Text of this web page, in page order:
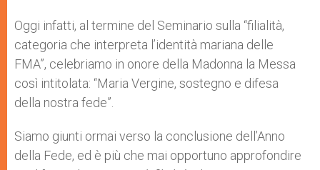
Oggi infatti, al termine del Seminario sulla “filialità,
categoria che interpreta l’identità mariana delle
FMA”, celebriamo in onore della Madonna la Messa
così intitolata: “Maria Vergine, sostegno e difesa
della nostra fede”.
Siamo giunti ormai verso la conclusione dell’Anno
della Fede, ed è più che mai opportuno approfondire